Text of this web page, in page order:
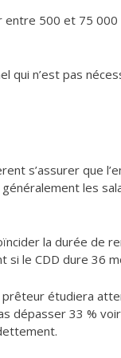
500 et 75
n’est pas
s’assurer que
les
la durée de
si le CDD dure 36
étudiera
dépasser 33 %